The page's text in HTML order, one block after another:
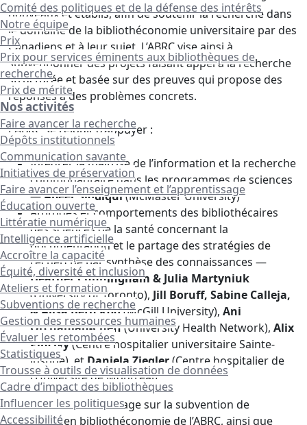
Comité des politiques et de la défense des intérêts
Notre équipe
Prix
Prix pour services éminents aux bibliothèques de
recherche
Prix de mérite
Nos activités
Faire avancer la recherche
Dépôts institutionnels
Communication savante
Initiatives de préservation
Faire avancer l’enseignement et l’apprentissage
Éducation ouverte
Littératie numérique
Intelligence artificielle
Accroître la capacité
Équité, diversité et inclusion
Ateliers et formation
Subventions de recherche
Gestion des ressources humaines
Évaluer les retombées
Statistiques
Trousse à outils de visualisation de données
Cadre d’impact des bibliothèques
Influencer les politiques
Accessibilité
nouveaux et établis, afin de soutenir la recherche dans
le domaine de la bibliothéconomie universitaire par des
Canadiens et à leur sujet. L’ABRC vise ainsi à
subventionner des projets faisant appel à la recherche
structurée et basée sur des preuves qui propose des
réponses à des problèmes concrets.
L’ABRC se réjouit d’appuyer :
Intégrer la maîtrise de l’information et la recherche
communautaire dans les programmes de sciences
—Abeer Siddiqui(McMaster University)
Attitudes et comportements des bibliothécaires
des sciences de la santé concernant la
documentation et le partage des stratégies de
recherche par synthèse des connaissances —
Heather Cunningham & Julia Martyniuk
(University of Toronto), Jill Boruff, Sabine Calleja,
& Alisa Beth Rod(McGill University), Ani
Orchanian-Cheff(University Health Network), Alix
Pincivy(Centre hospitalier universitaire Sainte-
Justine), et Daniela Ziegler(Centre hospitalier de
l’Université de Montréal).
Pour en savoir davantage sur la subvention de
recherche en bibliothéconomie de l’ABRC, ainsi que